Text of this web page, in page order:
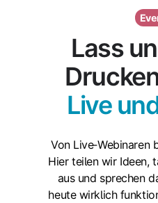
Lass
Live
Von Live‑Webinaren
Hier teilen wir Ideen,
aus und sprechen
heute wirklich